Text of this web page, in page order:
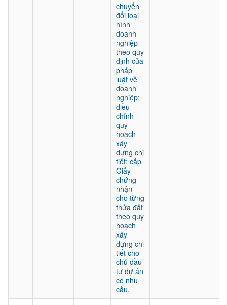
chuyển
đổi loại
hình
doanh
nghiệp
theo quy
định của
pháp
luật về
doanh
nghiệp;
điều
chỉnh
quy
hoạch
xây
dựng chi
tiết; cấp
Giấy
chứng
nhận
cho từng
thửa đất
theo quy
hoạch
xây
dựng chi
tiết cho
chủ đầu
tư dự án
có nhu
cầu.